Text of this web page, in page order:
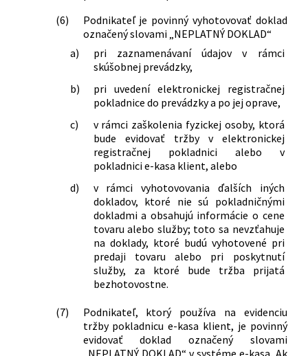
(6)
Podnikateľ je povinný vyhotovovať doklad
označený slovami „NEPLATNÝ DOKLAD“
a)
pri zaznamenávaní údajov v rámci
skúšobnej prevádzky,
b)
pri uvedení elektronickej registračnej
pokladnice do prevádzky a po jej oprave,
c)
v rámci zaškolenia fyzickej osoby, ktorá
bude evidovať tržby v elektronickej
registračnej pokladnici alebo v
pokladnici e-kasa klient, alebo
d)
v rámci vyhotovovania ďalších iných
dokladov, ktoré nie sú pokladničnými
dokladmi a obsahujú informácie o cene
tovaru alebo služby; toto sa nevzťahuje
na doklady, ktoré budú vyhotovené pri
predaji tovaru alebo pri poskytnutí
služby, za ktoré bude tržba prijatá
bezhotovostne.
(7)
Podnikateľ, ktorý používa na evidenciu
tržby pokladnicu e-kasa klient, je povinný
evidovať doklad označený slovami
„NEPLATNÝ DOKLAD“ v systéme e-kasa. Ak